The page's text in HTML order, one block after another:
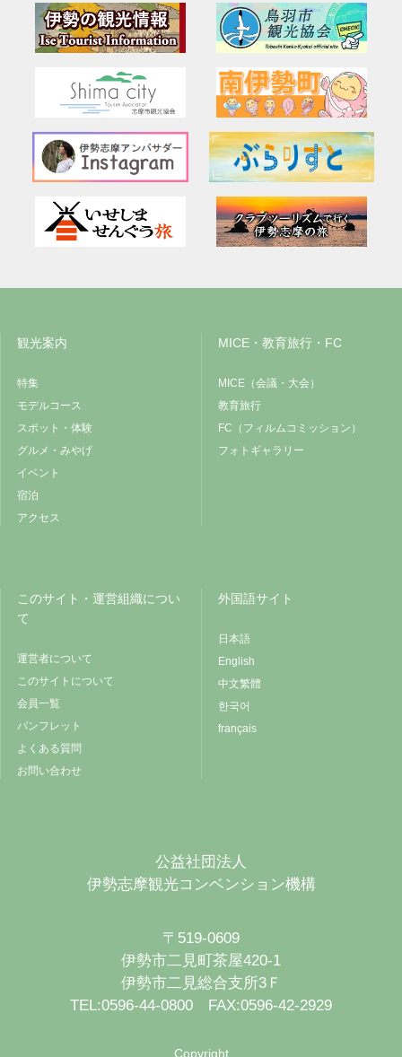
観光案内
特集
モデルコース
スポット・体験
グルメ・みやげ
イベント
宿泊
アクセス
MICE・教育旅行・FC
MICE（会議・大会）
教育旅行
FC（フィルムコミッション）
フォトギャラリー
このサイト・運営組織につい
て
運営者について
このサイトについて
会員一覧
パンフレット
よくある質問
お問い合わせ
外国語サイト
日本語
English
中文繁體
한국어
français
公益社団法人
伊勢志摩観光コンベンション機構
〒519-0609
伊勢市二見町茶屋420-1
伊勢市二見総合支所3Ｆ
TEL:0596-44-0800 FAX:0596-42-2929
Copyright